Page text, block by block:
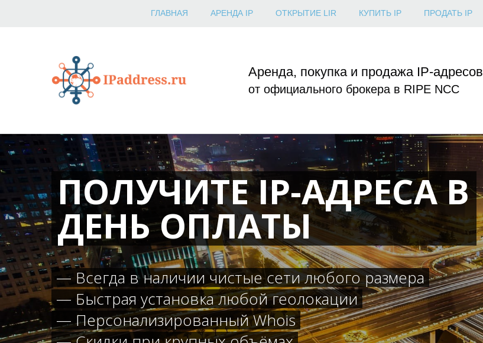
ГЛАВНАЯ АРЕНДА IP ОТКРЫТИЕ LIR КУПИТЬ IP ПРОДАТЬ IP
Аренда, покупка и продажа IP-адресов
от официального брокера в RIPE NCC
ПОЛУЧИТЕ IP-АДРЕСА В
ДЕНЬ ОПЛАТЫ
— Всегда в наличии чистые сети любого размера
— Быстрая установка любой геолокации
— Персонализированный Whois